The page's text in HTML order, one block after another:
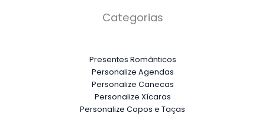
Categorias
Presentes Românticos
Personalize Agendas
Personalize Canecas
Personalize Xícaras
Personalize Copos e Taças